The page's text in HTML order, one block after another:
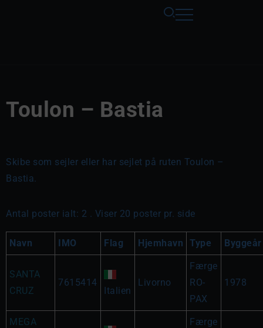
Toulon – Bastia
Skibe som sejler eller har sejlet på ruten Toulon –
Bastia.
Antal poster ialt: 2 . Viser 20 poster pr. side
Navn IMO Flag Hjemhavn Type Byggeår
SANTA
CRUZ
7615414
Italien
Livorno
Færge
RO-
PAX
1978
MEGA
Færge